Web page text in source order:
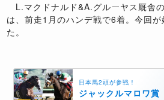
L.マクドナルド&A.グルーヤス厩舎
は、前走1月のハンデ戦で6着。今回
た。
日本馬2頭が参戦！
ジャックルマロワ賞